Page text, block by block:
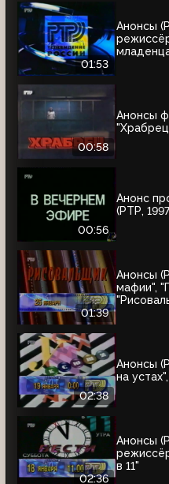
01:53
Анонсы
00:58
Анонсы
00:56
Анонс
(РТР,
01:39
Анонсы
мафии",
02:38
Анонсы
на
02:36
Анонсы
в 11"